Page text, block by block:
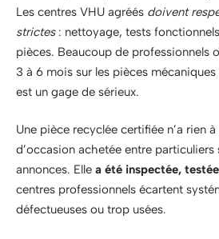
Les centres VHU agréés doivent
strictes: nettoyage, tests
pièces. Beaucoup de professionnels
3 à 6 mois sur les pièces
est un gage de sérieux.
Une pièce recyclée certifiée n’a rien
d’occasion achetée entre
annonces. Elle a été inspectée,
centres professionnels écartent
défectueuses ou trop usées.